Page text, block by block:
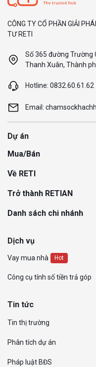
CÔNG TY CỔ PHẦN GIẢI
TƯ RETI
Số 365 đường Trường
Thanh Xuân, Thành
Hotline: 0832.60.61.62
Email:
Dự án
Mua/Bán
Về RETI
Trở thành RETIAN
Danh sách chi nhánh
Dịch vụ
Vay mua nhà Hot
Công cụ tính số tiền trả góp
Tin tức
Tin thị trường
Phân tích dự án
Pháp luật BĐS